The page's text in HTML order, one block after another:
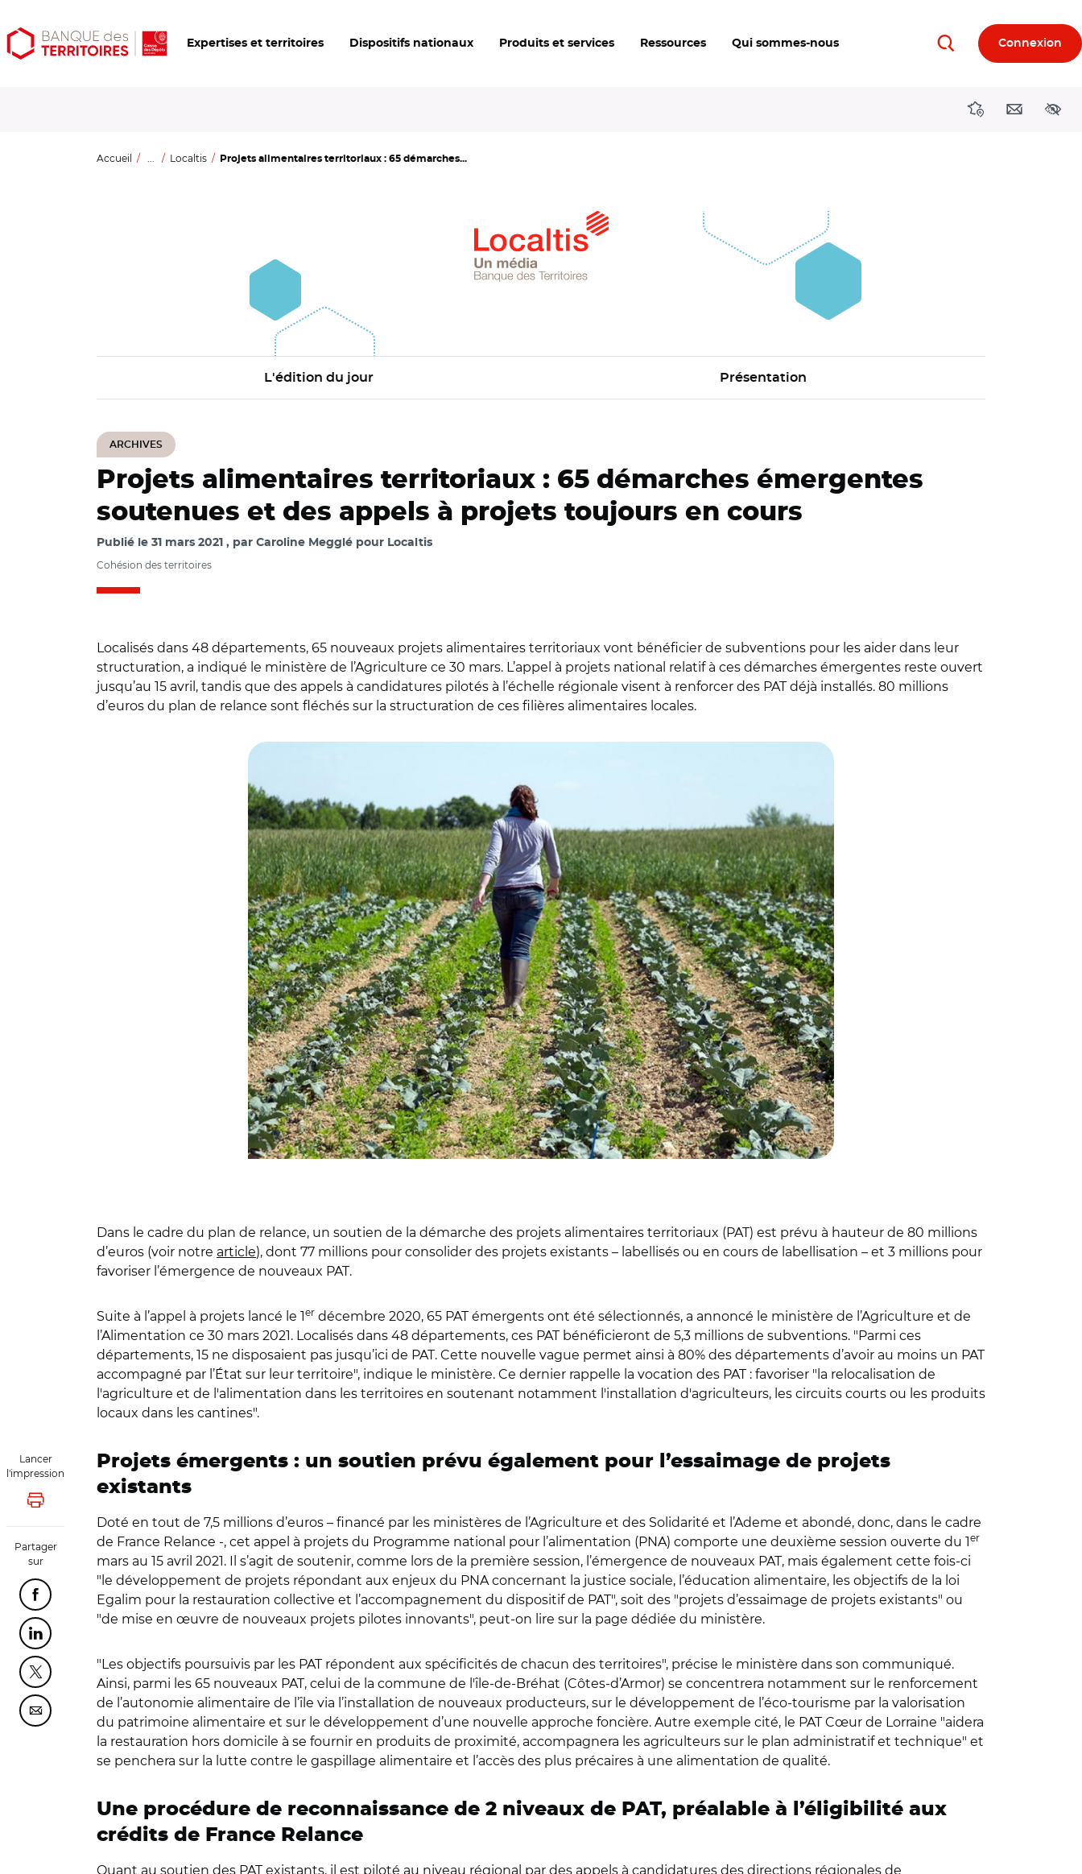
Aller
au
Aller
au
Ouvrir
les
Expertises et territoires Dispositifs nationaux Produits et services Ressources Qui sommes-nous RechercherConnexion
DirectionsContact
Accueil ... Localtis Projets alimentaires territoriaux : 65 démarches...
L'édition du jour Présentation
ARCHIVES
Lancer
l'impression
Lancer l'impression
Partager
sur
Partager cette page sur Facebook
Partager cette page sur Linkedin
Partager cette page sur Twitter
Partager cette page sur Courriel
Projets alimentaires territoriaux : 65 démarches émergentes
soutenues et des appels à projets toujours en cours
Publié le 31 mars 2021 par Caroline Megglé pour Localtis
Cohésion des territoires
Localisés dans 48 départements, 65 nouveaux projets alimentaires territoriaux vont bénéficier de subventions pour les aider dans leur
structuration, a indiqué le ministère de l’Agriculture ce 30 mars. L’appel à projets national relatif à ces démarches émergentes reste ouvert
jusqu’au 15 avril, tandis que des appels à candidatures pilotés à l’échelle régionale visent à renforcer des PAT déjà installés. 80 millions
d’euros du plan de relance sont fléchés sur la structuration de ces filières alimentaires locales.
Dans le cadre du plan de relance, un soutien de la démarche des projets alimentaires territoriaux (PAT) est prévu à hauteur de 80 millions
d’euros (voir notre article), dont 77 millions pour consolider des projets existants – labellisés ou en cours de labellisation – et 3 millions pour
favoriser l’émergence de nouveaux PAT.
Suite à l’appel à projets lancé le 1er décembre 2020, 65 PAT émergents ont été sélectionnés, a annoncé le ministère de l’Agriculture et de
l’Alimentation ce 30 mars 2021. Localisés dans 48 départements, ces PAT bénéficieront de 5,3 millions de subventions. "Parmi ces
départements, 15 ne disposaient pas jusqu’ici de PAT. Cette nouvelle vague permet ainsi à 80% des départements d’avoir au moins un PAT
accompagné par l’État sur leur territoire", indique le ministère. Ce dernier rappelle la vocation des PAT : favoriser "la relocalisation de
l'agriculture et de l'alimentation dans les territoires en soutenant notamment l'installation d'agriculteurs, les circuits courts ou les produits
locaux dans les cantines".
Projets émergents : un soutien prévu également pour l’essaimage de projets
existants
Doté en tout de 7,5 millions d’euros – financé par les ministères de l’Agriculture et des Solidarité et l’Ademe et abondé, donc, dans le cadre
de France Relance -, cet appel à projets du Programme national pour l’alimentation (PNA) comporte une deuxième session ouverte du 1er
mars au 15 avril 2021. Il s’agit de soutenir, comme lors de la première session, l’émergence de nouveaux PAT, mais également cette fois-ci
"le développement de projets répondant aux enjeux du PNA concernant la justice sociale, l’éducation alimentaire, les objectifs de la loi
Egalim pour la restauration collective et l’accompagnement du dispositif de PAT", soit des "projets d’essaimage de projets existants" ou
"de mise en œuvre de nouveaux projets pilotes innovants", peut-on lire sur la page dédiée du ministère.
"Les objectifs poursuivis par les PAT répondent aux spécificités de chacun des territoires", précise le ministère dans son communiqué.
Ainsi, parmi les 65 nouveaux PAT, celui de la commune de l'île-de-Bréhat (Côtes-d’Armor) se concentrera notamment sur le renforcement
de l’autonomie alimentaire de l’île via l’installation de nouveaux producteurs, sur le développement de l’éco-tourisme par la valorisation
du patrimoine alimentaire et sur le développement d’une nouvelle approche foncière. Autre exemple cité, le PAT Cœur de Lorraine "aidera
la restauration hors domicile à se fournir en produits de proximité, accompagnera les agriculteurs sur le plan administratif et technique" et
se penchera sur la lutte contre le gaspillage alimentaire et l’accès des plus précaires à une alimentation de qualité.
Une procédure de reconnaissance de 2 niveaux de PAT, préalable à l’éligibilité aux
crédits de France Relance
Quant au soutien des PAT existants, il est piloté au niveau régional par des appels à candidatures des directions régionales de